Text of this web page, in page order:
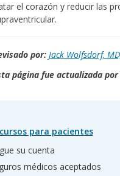
el corazón y reducir las
por: Jack Wolfsdorf,
página fue actualizada
para pacientes
su cuenta
médicos aceptados